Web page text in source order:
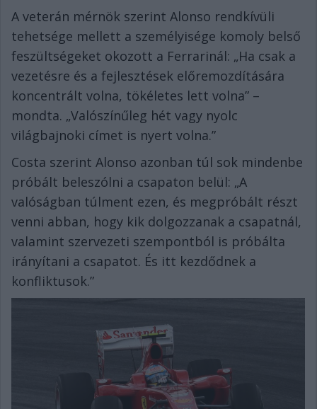
A veterán mérnök szerint Alonso rendkívüli
tehetsége mellett a személyisége komoly belső
feszültségeket okozott a Ferrarinál: „Ha csak a
vezetésre és a fejlesztések előremozdítására
koncentrált volna, tökéletes lett volna” –
mondta. „Valószínűleg hét vagy nyolc
világbajnoki címet is nyert volna.”
Costa szerint Alonso azonban túl sok mindenbe
próbált beleszólni a csapaton belül: „A
valóságban túlment ezen, és megpróbált részt
venni abban, hogy kik dolgozzanak a csapatnál,
valamint szervezeti szempontból is próbálta
irányítani a csapatot. És itt kezdődnek a
konfliktusok.”